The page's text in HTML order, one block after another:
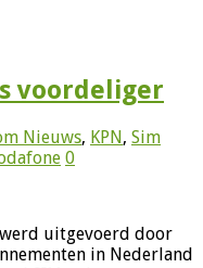
voordeliger
Nieuws, KPN , Sim
0
uitgevoerd door
in Nederland